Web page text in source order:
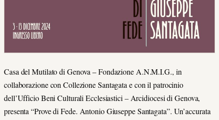
Casa del Mutilato di Genova – Fondazione A.N.M.I.G., in
collaborazione con Collezione Santagata e con il patrocinio
dell’Ufficio Beni Culturali Ecclesiastici – Arcidiocesi di Genova,
presenta “Prove di Fede. Antonio Giuseppe Santagata”. Un’accurata